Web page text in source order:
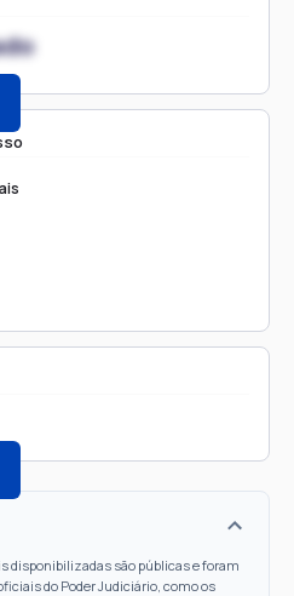
disponibilizadas são públicas e foram
do Poder Judiciário, como os